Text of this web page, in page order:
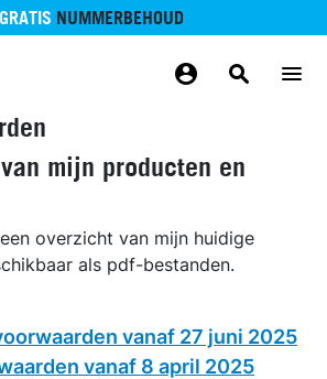
de inhoud gaan
GRATIS NUMMERBEHOUD
mijn producten en
overzicht van mijn huidige
als pdf-bestanden.
vanaf 27 juni 2025
vanaf 8 april 2025